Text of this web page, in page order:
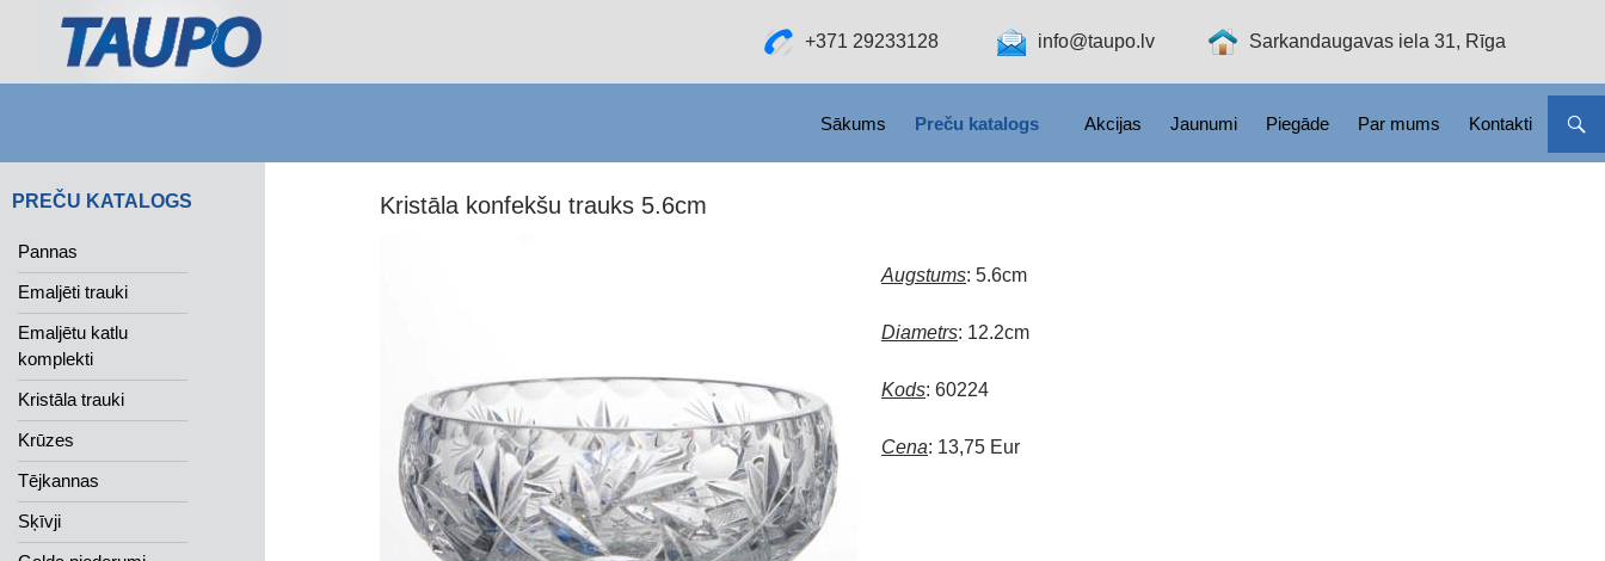
+371 29233128 info@taupo.lv Sarkandaugavas iela 31, Rīga
Sākums Preču katalogs Akcijas Jaunumi Piegāde Par mums Kontakti
Kristāla konfekšu trauks 5.6cm
Augstums: 5.6cm
Diametrs: 12.2cm
Kods: 60224
Cena: 13,75 Eur
PREČU KATALOGS
Pannas
Emaljēti trauki
Emaljētu katlu
komplekti
Kristāla trauki
Krūzes
Tējkannas
Sķīvji